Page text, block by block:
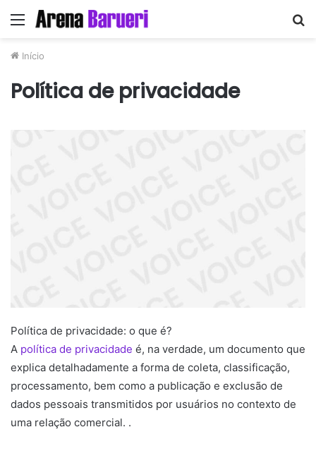
Menu
Início
Política de privacidade
Política de privacidade: o que é?
A política de privacidade é, na verdade, um documento que
explica detalhadamente a forma de coleta, classificação,
processamento, bem como a publicação e exclusão de
dados pessoais transmitidos por usuários no contexto de
uma relação comercial. .